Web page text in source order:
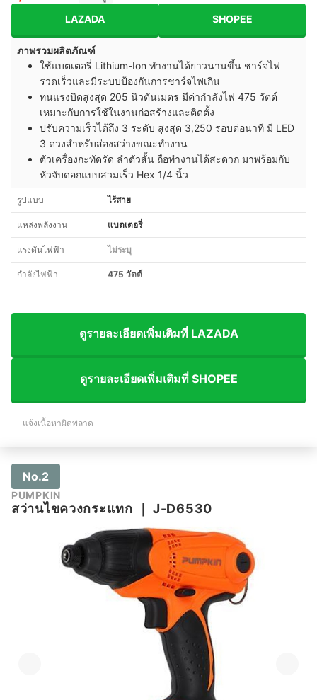
LAZADA SHOPEE
ภาพรวมผลิตภัณฑ์
ใช้แบตเตอรี่ Lithium-Ion ทำงานได้ยาวนานขึ้น ชาร์จไฟ
รวดเร็วและมีระบบป้องกันการชาร์จไฟเกิน
ทนแรงบิดสูงสุด 205 นิวตันเมตร มีค่ากำลังไฟ 475 วัตต์
เหมาะกับการใช้ในงานก่อสร้างและติดตั้ง
ปรับความเร็วได้ถึง 3 ระดับ สูงสุด 3,250 รอบต่อนาที มี LED
3 ดวงสำหรับส่องสว่างขณะทำงาน
ตัวเครื่องกะทัดรัด ลำตัวสั้น ถือทำงานได้สะดวก มาพร้อมกับ
หัวจับดอกแบบสวมเร็ว Hex 1/4 นิ้ว
รูปแบบ ไร้สาย
แหล่งพลังงาน แบตเตอรี่
แรงดันไฟฟ้า ไม่ระบุ
กำลังไฟฟ้า 475 วัตต์
ดูรายละเอียดเพิ่มเติมที่ LAZADA
ดูรายละเอียดเพิ่มเติมที่ SHOPEE
แจ้งเนื้อหาผิดพลาด
No.2
PUMPKIN
สว่านไขควงกระแทก J-D6530